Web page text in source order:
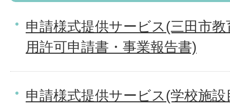
申請様式提供サービス(三田市
用許可申請書・事業報告書)
申請様式提供サービス(学校施